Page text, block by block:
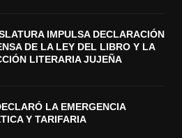
IMPULSA DECLARACIÓN
DE LA LEY DEL LIBRO Y LA
LITERARIA JUJEÑA
LA EMERGENCIA
Y TARIFARIA